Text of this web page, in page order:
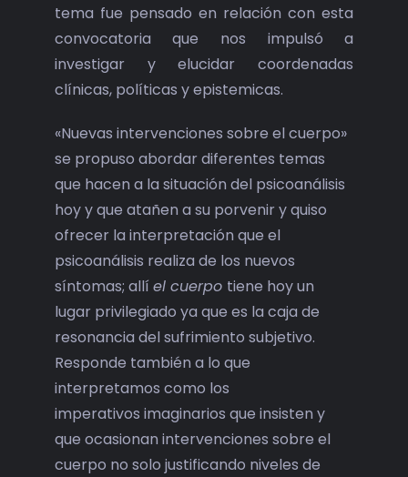
tema fue pensado en relación con esta
convocatoria que nos impulsó a
investigar y elucidar coordenadas
clínicas, políticas y epistemicas.
«Nuevas intervenciones sobre el cuerpo»
se propuso abordar diferentes temas
que hacen a la situación del psicoanálisis
hoy y que atañen a su porvenir y quiso
ofrecer la interpretación que el
psicoanálisis realiza de los nuevos
síntomas; allí el cuerpo tiene hoy un
lugar privilegiado ya que es la caja de
resonancia del sufrimiento subjetivo.
Responde también a lo que
interpretamos como los
imperativos imaginarios que insisten y
que ocasionan intervenciones sobre el
cuerpo no solo justificando niveles de